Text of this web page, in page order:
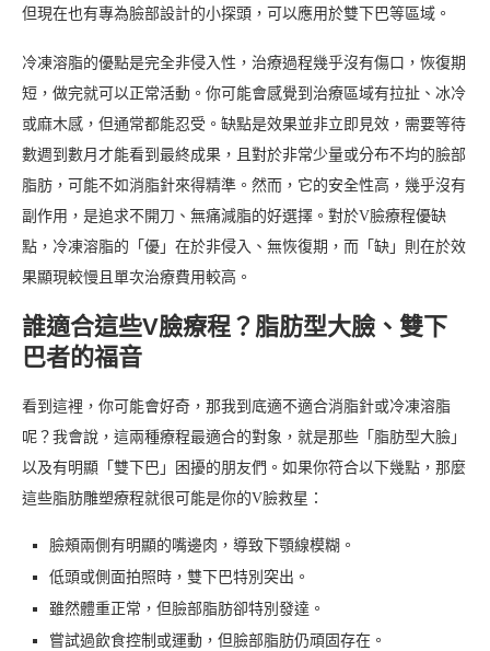
但現在也有專為臉部設計的小探頭，可以應用於雙下巴等區域。
冷凍溶脂的優點是完全非侵入性，治療過程幾乎沒有傷口，恢復期
短，做完就可以正常活動。你可能會感覺到治療區域有拉扯、冰冷
或麻木感，但通常都能忍受。缺點是效果並非立即見效，需要等待
數週到數月才能看到最終成果，且對於非常少量或分布不均的臉部
脂肪，可能不如消脂針來得精準。然而，它的安全性高，幾乎沒有
副作用，是追求不開刀、無痛減脂的好選擇。對於V臉療程優缺
點，冷凍溶脂的「優」在於非侵入、無恢復期，而「缺」則在於效
果顯現較慢且單次治療費用較高。
誰適合這些V臉療程？脂肪型大臉、雙下
巴者的福音
看到這裡，你可能會好奇，那我到底適不適合消脂針或冷凍溶脂
呢？我會說，這兩種療程最適合的對象，就是那些「脂肪型大臉」
以及有明顯「雙下巴」困擾的朋友們。如果你符合以下幾點，那麼
這些脂肪雕塑療程就很可能是你的V臉救星：
臉頰兩側有明顯的嘴邊肉，導致下顎線模糊。
低頭或側面拍照時，雙下巴特別突出。
雖然體重正常，但臉部脂肪卻特別發達。
嘗試過飲食控制或運動，但臉部脂肪仍頑固存在。